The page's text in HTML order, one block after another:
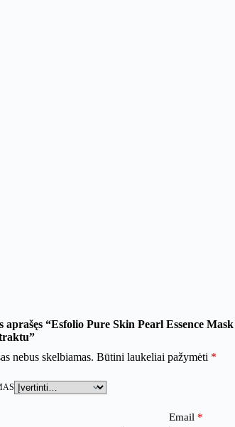
aprašęs “Esfolio Pure Skin Pearl Essence
nebus skelbiamas. Būtini laukeliai pažymėti *
Email *